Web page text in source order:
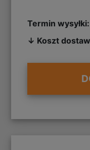
Termin wysyłki:
↓ Koszt